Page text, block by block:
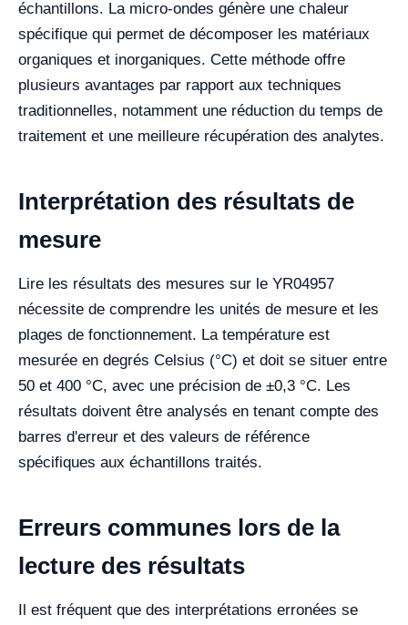
échantillons. La micro-ondes génère une chaleur
spécifique qui permet de décomposer les matériaux
organiques et inorganiques. Cette méthode offre
plusieurs avantages par rapport aux techniques
traditionnelles, notamment une réduction du temps de
traitement et une meilleure récupération des analytes.
Interprétation des résultats de
mesure
Lire les résultats des mesures sur le YR04957
nécessite de comprendre les unités de mesure et les
plages de fonctionnement. La température est
mesurée en degrés Celsius (°C) et doit se situer entre
50 et 400 °C, avec une précision de ±0,3 °C. Les
résultats doivent être analysés en tenant compte des
barres d'erreur et des valeurs de référence
spécifiques aux échantillons traités.
Erreurs communes lors de la
lecture des résultats
Il est fréquent que des interprétations erronées se